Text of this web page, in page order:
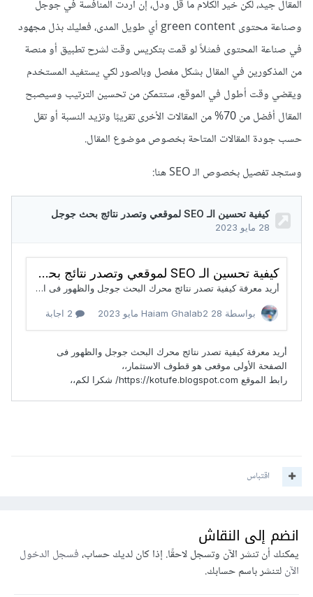
المقال جيد، لكن خير الكلام ما قل ودل، إن أردت المنافسة في جوجل
وصناعة محتوى green content أي طويل المدى، فعليك بذل مجهود
في صناعة المحتوى فمثلاً لو قمت بتكريس وقت لشرح تطبيق أو منصة
من المذكورين في المقال بشكل مفصل وبالصور لكي يستفيد المستخدم
ويقضي وقت أطول في الموقع، ستتمكن من تحسين الترتيب وسيصبح
المقال أفضل من 70% من المقالات الأخرى تقريبًا وتزيد النسبة أو تقل
حسب جودة المقالات المتاحة بخصوص موضوع المقال.
وستجد تفصيل بخصوص الـ SEO هنا:
اقتباس
انضم إلى النقاش
يمكنك أن تنشر الآن وتسجل لاحقًا. إذا كان لديك حساب،فسجل الدخول
الآنلتنشر باسم حسابك.